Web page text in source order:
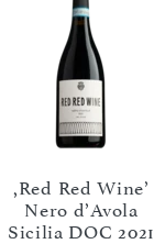
,Red Red Wine’
Nero d’Avola
Sicilia DOC 2021